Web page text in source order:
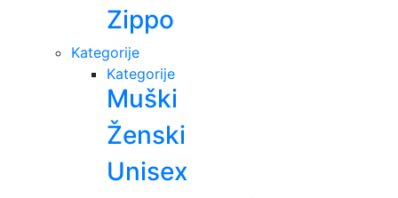
Zippo
Kategorije
Kategorije
Muški
Ženski
Unisex